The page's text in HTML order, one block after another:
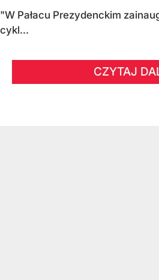
"W Pałacu Prezydenckim
cykl...
CZYTAJ